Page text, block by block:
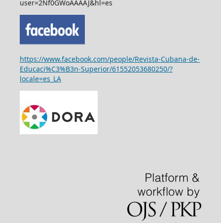
user=2Nf0GWoAAAAJ&hl=es
https://www.facebook.com/people/Revista-Cubana-de-
Educaci%C3%B3n-Superior/61552053680250/?
locale=es_LA